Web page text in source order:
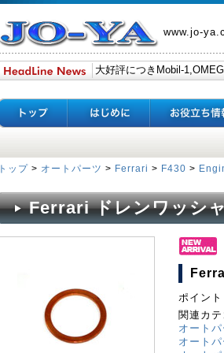
www.jo-
トップ > オートパーツ > Ferrari > F430 >
Ferrari ドレンワッシ
ポイント
関連カ
オートパ
オートパ